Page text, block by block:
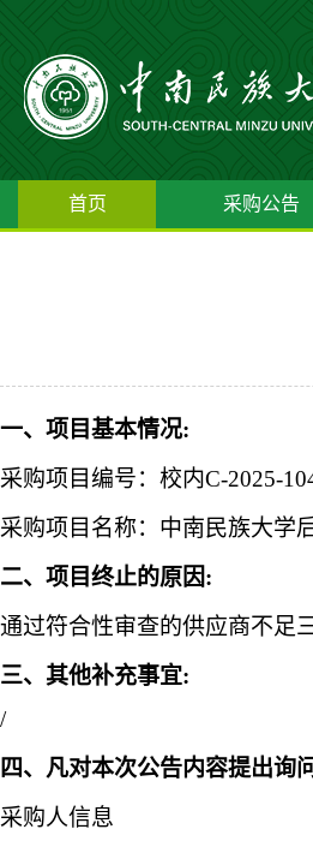
首页 采购公告
一、项目基本情况:
采购项目编号： 校内C-2025-
采购项目名称： 中南民族大学
二、项目终止的原因:
通过符合性审查的供应商不足
三、其他补充事宜:
/
四、凡对本次公告内容提出询
采购人信息